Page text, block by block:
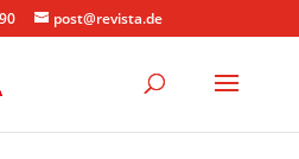
post@revista.de